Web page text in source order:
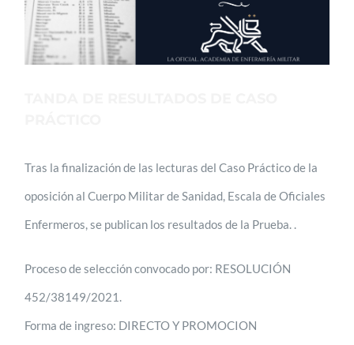
Tras la finalización de las lecturas del Caso Práctico de la
oposición al Cuerpo Militar de Sanidad, Escala de Oficiales
Enfermeros, se publican los resultados de la Prueba. .
Proceso de selección convocado por: RESOLUCIÓN
452/38149/2021.
Forma de ingreso: DIRECTO Y PROMOCION